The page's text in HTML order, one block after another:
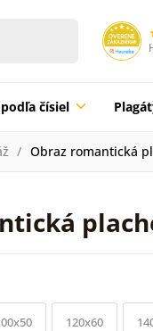
čísiel
Obraz romantická
120x60